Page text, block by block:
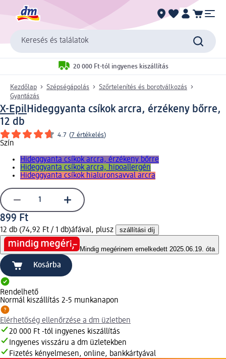
Keresés és találatok
20 000 Ft-tól ingyenes kiszállítás
Kezdőlap Szépségápolás
Szőrtelenítés és borotválkozás
Gyantázás
X-EpilHideggyanta csíkok arcra, érzékeny bőrre,
12 db
4.7 (7 értékelés)
Szín
Hideggyanta csíkok arcra, érzékeny bőrre
Hideggyanta csíkok arcra, hipoallergén
Hideggyanta csíkok hialuronsavval arcra
899 Ft
12 db (74,92 Ft / 1 db)áfával, plusz szállítási díj
Mindig megérinem emelkedett 2025.06.19. óta
Kosárba
Rendelhető
Normál kiszállítás 2-5 munkanapon
Elérhetőség ellenőrzése a dm üzletben
20 000 Ft -tól ingyenes kiszállítás
Ingyenes visszáru a dm üzletekben
Fizetés kényelmesen, online, bankkártyával